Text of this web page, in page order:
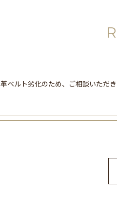
革ベルト劣化のため、ご相談いただき